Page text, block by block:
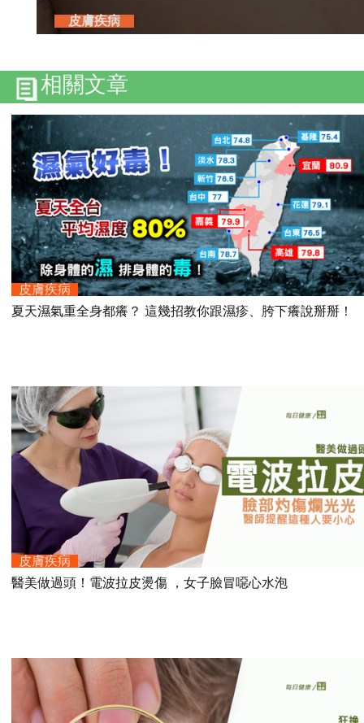
皮膚疾病
相關文章
皮膚疾病
夏天濕氣重全身都癢？ 這幾招教你跟濕疹、胯下癢說掰掰！
皮膚疾病
醫美做過頭！電波拉皮燙傷 ，女子臉冒噁心水泡